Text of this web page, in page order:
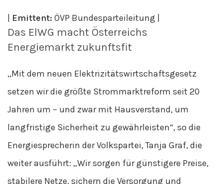
Emittent: ÖVP Bundesparteileitung |
Das ElWG macht Österreichs
Energiemarkt zukunftsfit
„Mit dem neuen Elektrizitätswirtschaftsgesetz
setzen wir die größte Strommarktreform seit 20
Jahren um – und zwar mit Hausverstand, um
langfristige Sicherheit zu gewährleisten“, so die
Energiesprecherin der Volkspartei, Tanja Graf, die
weiter ausführt: „Wir sorgen für günstigere Preise,
stabilere Netze, sichern die Versorgung und